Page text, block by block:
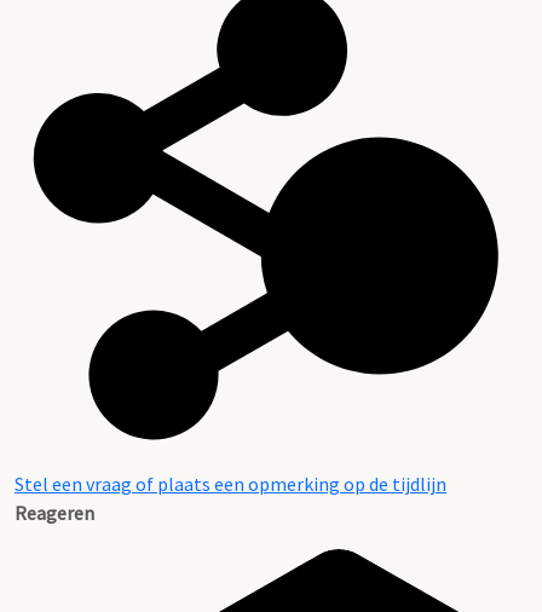
Stel een vraag of plaats een opmerking op de tijdlijn
Reageren